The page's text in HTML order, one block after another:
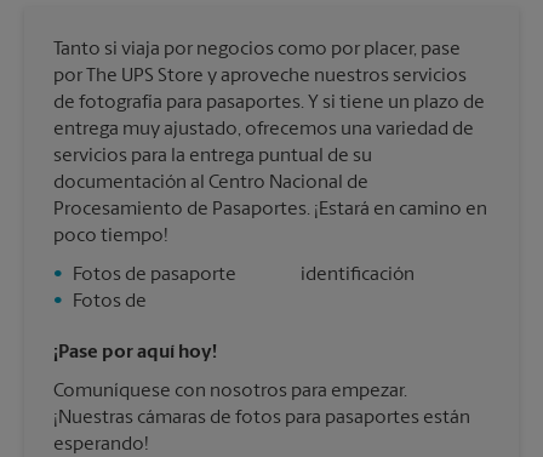
Tanto si viaja por negocios como por placer, pase
por The UPS Store y aproveche nuestros servicios
de fotografía para pasaportes. Y si tiene un plazo de
entrega muy ajustado, ofrecemos una variedad de
servicios para la entrega puntual de su
documentación al Centro Nacional de
Procesamiento de Pasaportes. ¡Estará en camino en
poco tiempo!
•
Fotos de pasaporte
•
Fotos de
identificación
¡Pase por aquí hoy!
Comuníquese con nosotros para empezar.
¡Nuestras cámaras de fotos para pasaportes están
esperando!